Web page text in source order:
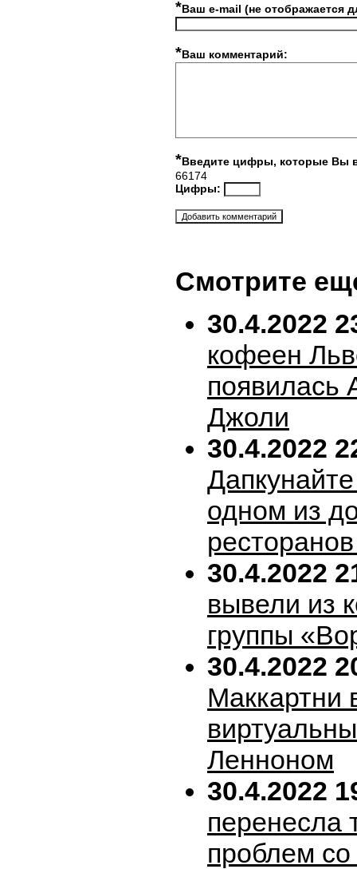
*Ваш e-mail (не отображается
*Ваш комментарий:
*Введите цифры, которые Вы
66174
Цифры:
Смотрите
30.4.2022
кофеен
появилась
Джоли
30.4.2022
одном из
30.4.2022
вывели из
группы
30.4.2022
Маккартни
Ленноном
30.4.2022
перенесла
проблем